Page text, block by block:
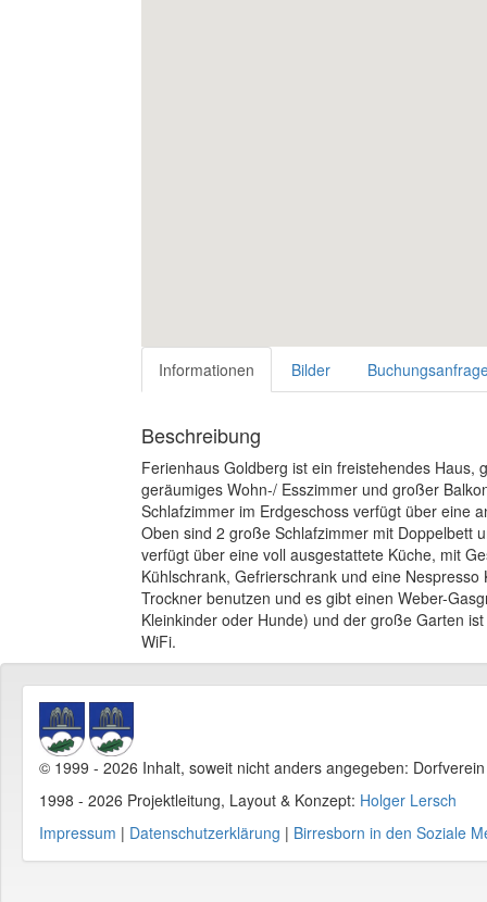
Informationen Bilder
Beschreibung
Ferienhaus Goldberg ist ein freistehendes Haus,
geräumiges Wohn-/ Esszimmer und großer
Schlafzimmer im Erdgeschoss verfügt über eine
Oben sind 2 große Schlafzimmer mit Doppelbett
verfügt über eine voll ausgestattete Küche, mit
Kühlschrank, Gefrierschrank und eine
Trockner benutzen und es gibt einen Weber-
Kleinkinder oder Hunde) und der große Garten
WiFi.
© 1999 - 2026 Inhalt, soweit nicht anders angegeben:
1998 - 2026 Projektleitung, Layout & Konzept: Holger Lersch
Impressum | Datenschutzerklärung | Birresborn in den Soziale